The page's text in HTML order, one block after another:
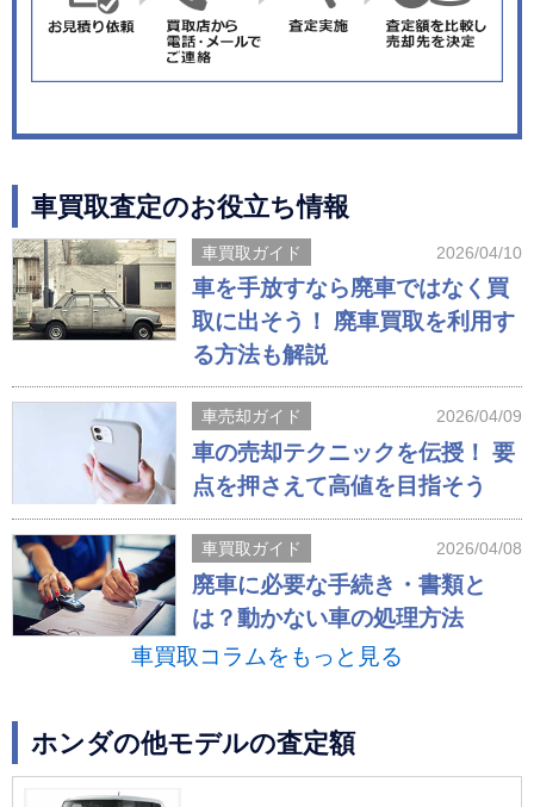
車買取査定のお役立ち情報
車買取ガイド 2026/04/10
車を手放すなら廃車ではなく買
取に出そう！ 廃車買取を利用す
る方法も解説
車売却ガイド 2026/04/09
車の売却テクニックを伝授！ 要
点を押さえて高値を目指そう
車買取ガイド 2026/04/08
廃車に必要な手続き・書類と
は？動かない車の処理方法
車買取コラムをもっと見る
ホンダの他モデルの査定額